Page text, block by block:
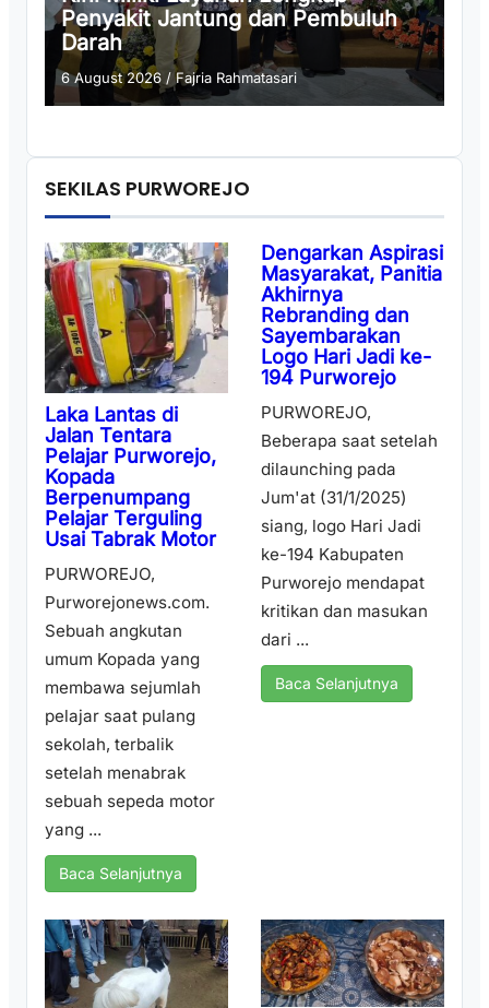
Penyakit Jantung dan Pembuluh
Darah
6 August 2026 /Fajria Rahmatasari
SEKILAS PURWOREJO
Laka Lantas di
Jalan Tentara
Pelajar Purworejo,
Kopada
Berpenumpang
Pelajar Terguling
Usai Tabrak Motor
PURWOREJO,
Purworejonews.com.
Sebuah angkutan
umum Kopada yang
membawa sejumlah
pelajar saat pulang
sekolah, terbalik
setelah menabrak
sebuah sepeda motor
yang ...
Baca Selanjutnya
Dengarkan Aspirasi
Masyarakat, Panitia
Akhirnya
Rebranding dan
Sayembarakan
Logo Hari Jadi ke-
194 Purworejo
PURWOREJO,
Beberapa saat setelah
dilaunching pada
Jum'at (31/1/2025)
siang, logo Hari Jadi
ke-194 Kabupaten
Purworejo mendapat
kritikan dan masukan
dari ...
Baca Selanjutnya